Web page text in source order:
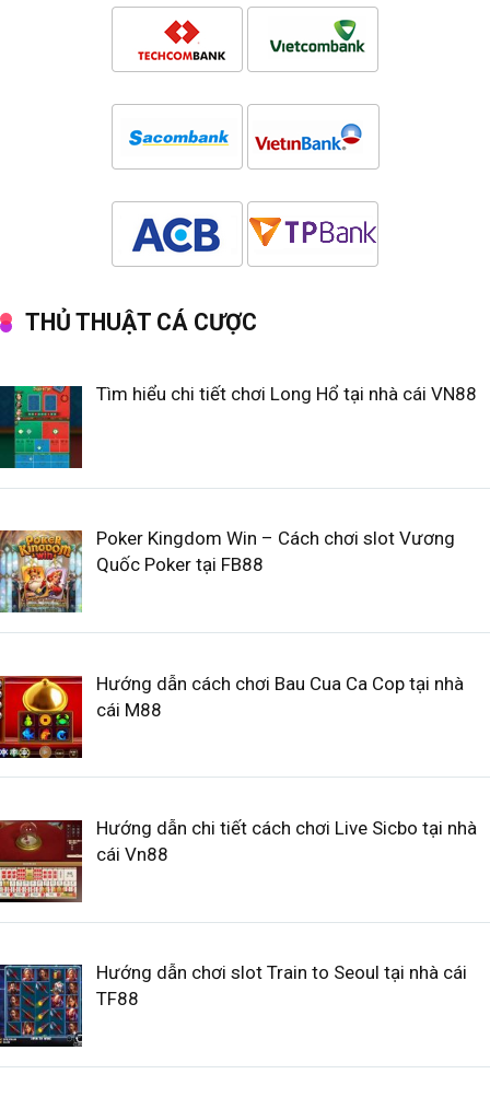
THỦ THUẬT CÁ CƯỢC
Tìm hiểu chi tiết chơi Long Hổ tại nhà cái VN88
Poker Kingdom Win – Cách chơi slot Vương
Quốc Poker tại FB88
Hướng dẫn cách chơi Bau Cua Ca Cop tại nhà
cái M88
Hướng dẫn chi tiết cách chơi Live Sicbo tại nhà
cái Vn88
Hướng dẫn chơi slot Train to Seoul tại nhà cái
TF88